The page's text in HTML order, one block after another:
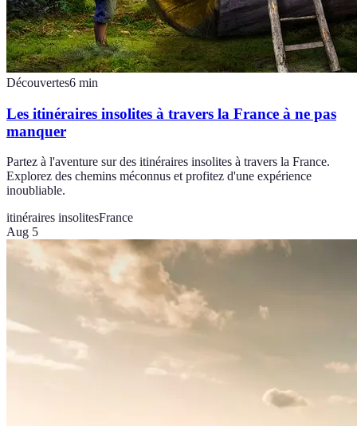
Découvertes6 min
Les itinéraires insolites à travers la France à ne pas
manquer
Partez à l'aventure sur des itinéraires insolites à travers la France.
Explorez des chemins méconnus et profitez d'une expérience
inoubliable.
itinéraires insolitesFrance
Aug 5